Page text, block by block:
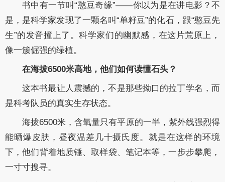
书中有一节叫“憨豆奇缘”——你以为是在讲电影？不
是，是科学家发现了一颗名叫“单籽豆”的化石，跟“憨豆先
生”的发音撞上了。科学家们的幽默感，在这片荒原上，
像一簇倔强的绿植。
在海拔6500米高地，他们如何读懂石头？
这本书最让人震撼的，不是那些拗口的拉丁学名，而
是科考队员的真实生存状态。
海拔6500米，含氧量只有平原的一半，紫外线强烈得
能晒爆皮肤，昼夜温差几十摄氏度。就是在这样的环境
下，他们背着地质锤、取样袋、笔记本等，一步步攀爬，
一寸寸搜寻。